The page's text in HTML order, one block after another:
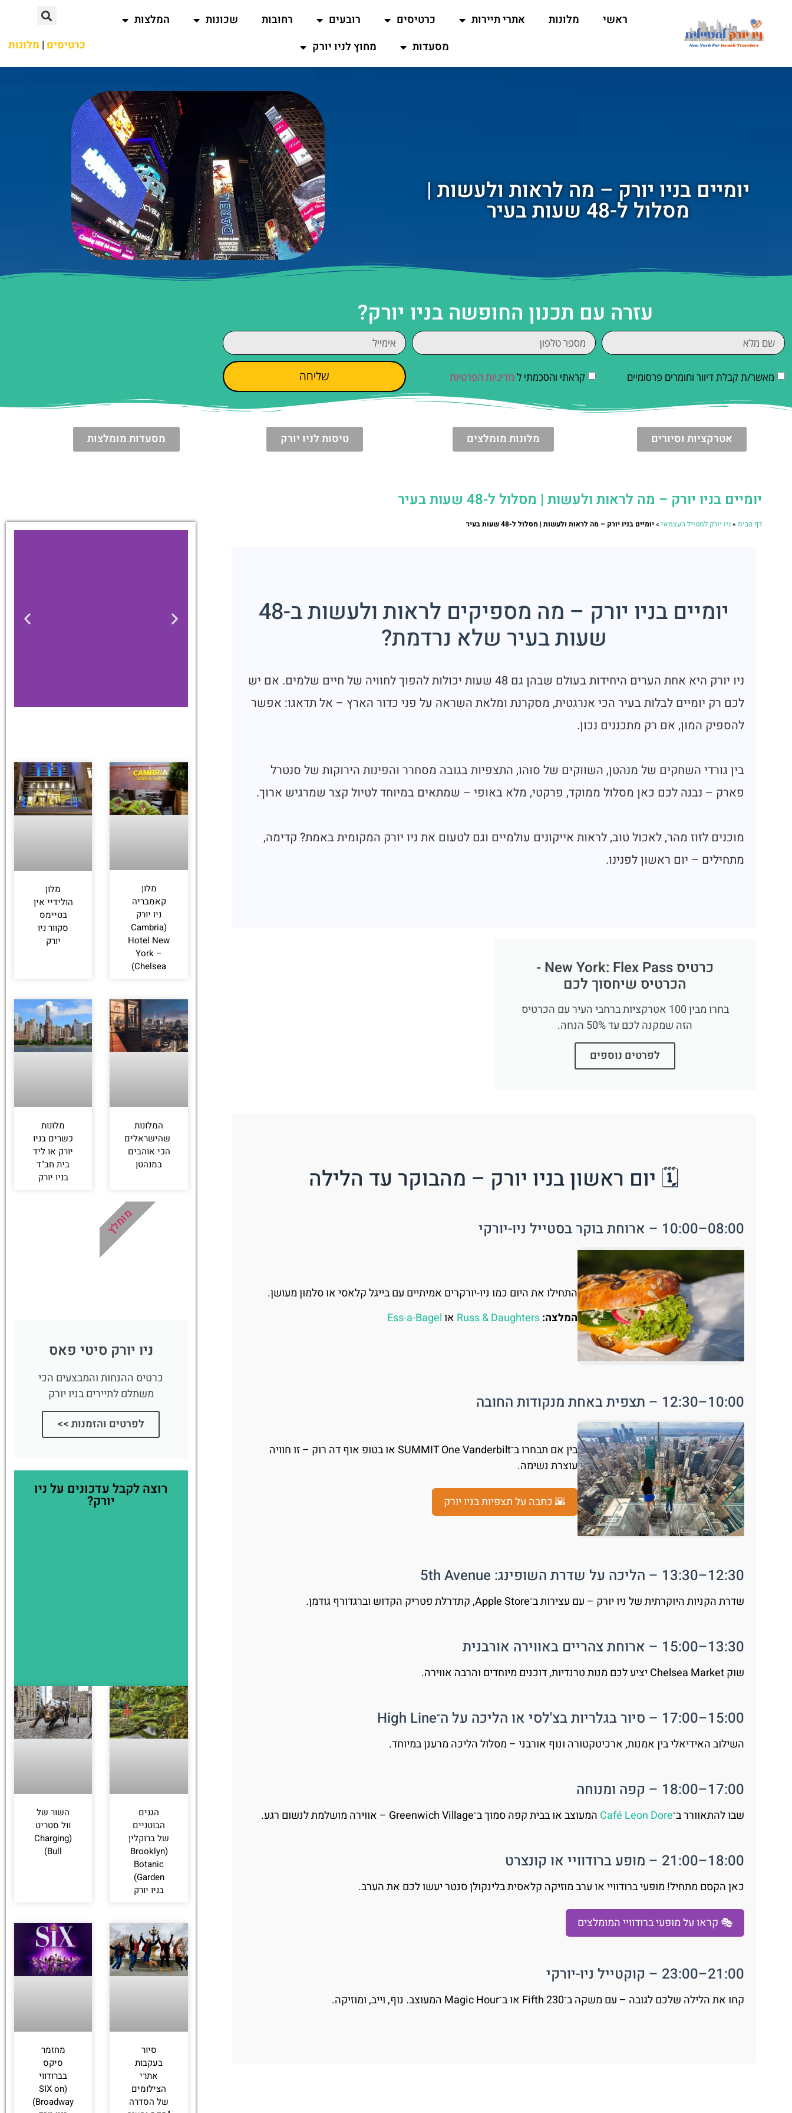
ראשי מלונות אתרי תיירות כרטיסים רובעים רחובות שכונות
המלצות
מסעדות
מחוץ לניו יורק כרטיסים | מלונות
יומיים בניו יורק – מה לראות ולעשות |
מסלול ל-48 שעות בעיר
עזרה עם תכנון החופשה בניו יורק?
מאשר/ת קבלת דיוור וחומרים פרסומיים קראתי והסכמתי ל מדיניות הפרטיות שליחה
אטרקציות וסיורים מלונות מומלצים טיסות לניו יורק מסעדות מומלצות
יומיים בניו יורק – מה לראות ולעשות | מסלול ל-48 שעות בעיר
דף הבית»ניו יורק למטייל העצמאי»יומיים בניו יורק – מה לראות ולעשות | מסלול ל-48 שעות בעיר
יומיים בניו יורק – מה מספיקים לראות ולעשות ב-48
שעות בעיר שלא נרדמת?
ניו יורק היא אחת הערים היחידות בעולם שבהן גם 48 שעות יכולות להפוך לחוויה של חיים שלמים. אם יש
לכם רק יומיים לבלות בעיר הכי אנרגטית, מסקרנת ומלאת השראה על פני כדור הארץ – אל תדאגו: אפשר
להספיק המון, אם רק מתכננים נכון.
בין גורדי השחקים של מנהטן, השווקים של סוהו, התצפיות בגובה מסחרר והפינות הירוקות של סנטרל
פארק – נבנה לכם כאן מסלול ממוקד, פרקטי, מלא באופי – שמתאים במיוחד לטיול קצר שמרגיש ארוך.
מוכנים לזוז מהר, לאכול טוב, לראות אייקונים עולמיים וגם לטעום את ניו יורק המקומית באמת? קדימה,
מתחילים – יום ראשון לפנינו.
כרטיס New York: Flex Pass -
הכרטיס שיחסוך לכם
בחרו מבין 100 אטרקציות ברחבי העיר עם הכרטיס
הזה שמקנה לכם עד 50% הנחה.
לפרטים נוספים
🗓️ יום ראשון בניו יורק – מהבוקר עד הלילה
08:00–10:00 – ארוחת בוקר בסטייל ניו-יורקי
התחילו את היום כמו ניו-יורקרים אמיתיים עם בייגל קלאסי או סלמון מעושן.
המלצה:Russ & Daughters אוEss-a-Bagel
10:00–12:30 – תצפית באחת מנקודות החובה
בין אם תבחרו ב־SUMMIT One Vanderbilt או בטופ אוף דה רוק – זו חוויה
עוצרת נשימה.
🌇 כתבה על תצפיות בניו יורק
12:30–13:30 – הליכה על שדרת השופינג: 5th Avenue
שדרת הקניות היוקרתית של ניו יורק – עם עצירות ב־Apple Store, קתדרלת פטריק הקדוש וברגדורף גודמן.
13:30–15:00 – ארוחת צהריים באווירה אורבנית
שוק Chelsea Market יציע לכם מנות טרנדיות, דוכנים מיוחדים והרבה אווירה.
15:00–17:00 – סיור בגלריות בצ'לסי או הליכה על ה־High Line
השילוב האידיאלי בין אמנות, ארכיטקטורה ונוף אורבני – מסלול הליכה מרענן במיוחד.
17:00–18:00 – קפה ומנוחה
שבו להתאוורר ב־Café Leon Dore המעוצב או בבית קפה סמוך ב־Greenwich Village – אווירה מושלמת לנשום רגע.
18:00–21:00 – מופע ברודוויי או קונצרט
כאן הקסם מתחיל! מופעי ברודוויי או ערב מוזיקה קלאסית בלינקולן סנטר יעשו לכם את הערב.
🎭 קראו על מופעי ברודוויי המומלצים
21:00–23:00 – קוקטייל ניו-יורקי
קחו את הלילה שלכם לגובה – עם משקה ב־230 Fifth או ב־Magic Hour המעוצב. נוף, וייב, ומוזיקה.
מציאת מלון
מומלץ?
לחצו
מלון
קאמבריה
ניו יורק
(Cambria
Hotel New
York –
Chelsea)
מלון
הולידיי אין
בטיימס
סקוור ניו
יורק
המלונות
שהישראלים
הכי אוהבים
במנהטן
מלונות
כשרים בניו
יורק או ליד
בית חב"ד
בניו יורק
ניו יורק סיטי פאס
כרטיס ההנחות והמבצעים הכי
משתלם לתיירים בניו יורק
לפרטים והזמנות >>
מומלץ
רוצה לקבל עדכונים על ניו
יורק?
הגנים
הבוטניים
של ברוקלין
(Brooklyn
Botanic
Garden)
בניו יורק
השור של
וול סטריט
(Charging
Bull)
סיור
בעקבות
אתרי
הצילומים
של הסדרה
מחזמר
סיקס
בברודווי
(SIX on
Broadway)